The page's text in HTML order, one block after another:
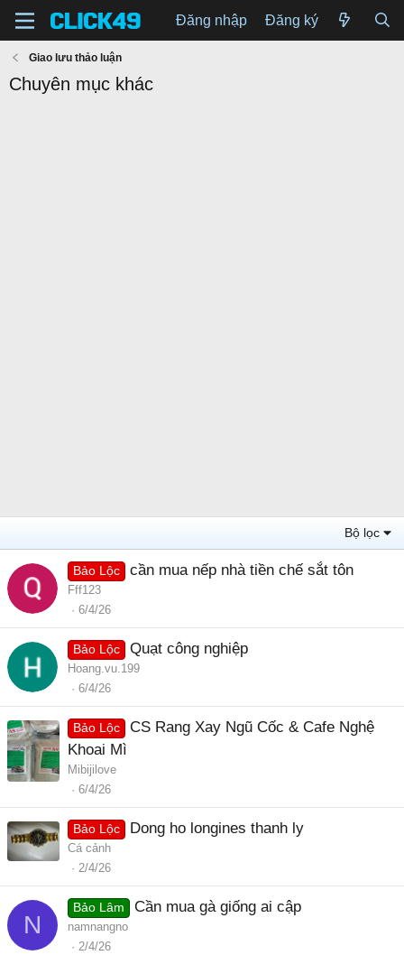
Đăng nhập Đăng ký
Giao lưu thảo luận
Chuyên mục khác
Bộ lọc
Bảo Lộc cần mua nếp nhà tiền chế sắt tôn
Fff123
6/4/26
Bảo Lộc Quạt công nghiệp
Hoang.vu.199
6/4/26
Bảo Lộc
CS Rang Xay Ngũ Cốc & Cafe Nghệ
Khoai Mì
Mibijilove
6/4/26
Bảo Lộc Dong ho longines thanh ly
Cá cảnh
2/4/26
N
Bảo Lâm Cần mua gà giống ai cập
namnangno
2/4/26